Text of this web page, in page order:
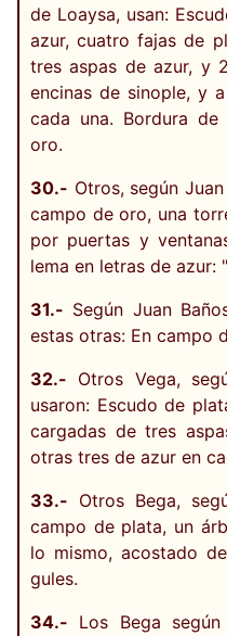
de Loaysa, usan:
azur, cuatro fajas de
tres aspas de azur, y
encinas de sinople, y
cada una. Bordura
oro.
30.- Otros, según
campo de oro, una
por puertas y
lema en letras de azur:
31.- Según Juan
estas otras: En campo
32.- Otros Vega,
usaron: Escudo de
cargadas de tres
otras tres de azur en
33.- Otros Bega,
campo de plata, un
lo mismo, acostado
gules.
34.- Los Bega